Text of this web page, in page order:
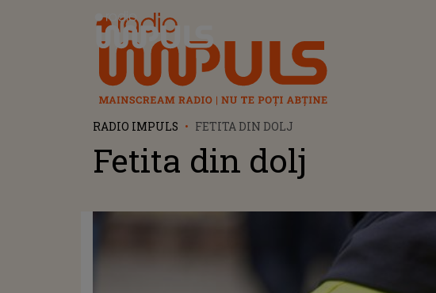
Radio Impuls
RADIO IMPULS FETITA DIN DOLJ
Fetita din dolj